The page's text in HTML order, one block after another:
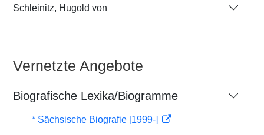
Schleinitz, Hugold von
Vernetzte Angebote
Biografische Lexika/Biogramme
* Sächsische Biografie [1999-]